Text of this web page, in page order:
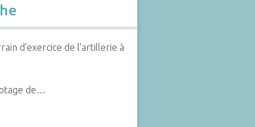
d'exercice de l'artillerie à
de…